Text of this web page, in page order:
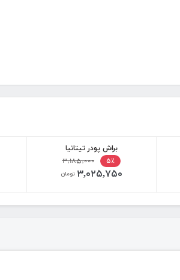
براش پودر تیتانیا
۵٪
۳,۱۸۵,۰۰۰
۳,۰۲۵,۷۵۰ تومان